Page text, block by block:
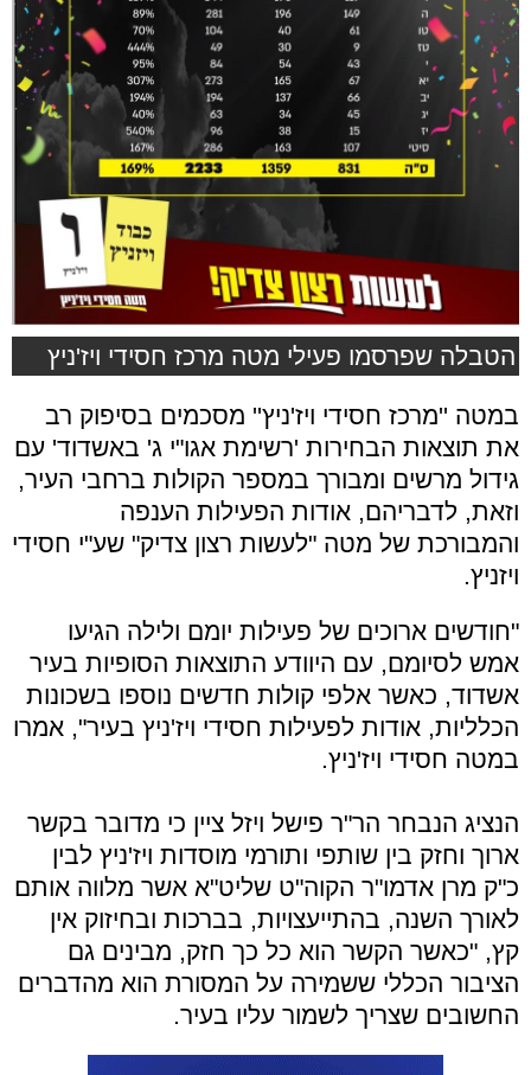
הטבלה שפרסמו פעילי מטה מרכז חסידי ויז'ניץ
במטה ''מרכז חסידי ויז'ניץ'' מסכמים בסיפוק רב
את תוצאות הבחירות 'רשימת אגו"י ג' באשדוד' עם
גידול מרשים ומבורך במספר הקולות ברחבי העיר,
וזאת, לדבריהם, אודות הפעילות הענפה
והמבורכת של מטה "לעשות רצון צדיק" שע"י חסידי
ויזניץ.
"חודשים ארוכים של פעילות יומם ולילה הגיעו
אמש לסיומם, עם היוודע התוצאות הסופיות בעיר
אשדוד, כאשר אלפי קולות חדשים נוספו בשכונות
הכלליות, אודות לפעילות חסידי ויז'ניץ בעיר", אמרו
במטה חסידי ויז'ניץ.
הנציג הנבחר הר"ר פישל ויזל ציין כי מדובר בקשר
ארוך וחזק בין שותפי ותורמי מוסדות ויז'ניץ לבין
כ"ק מרן אדמו"ר הקוה"ט שליט"א אשר מלווה אותם
לאורך השנה, בהתייעצויות, בברכות ובחיזוק אין
קץ, "כאשר הקשר הוא כל כך חזק, מבינים גם
הציבור הכללי ששמירה על המסורת הוא מהדברים
החשובים שצריך לשמור עליו בעיר.